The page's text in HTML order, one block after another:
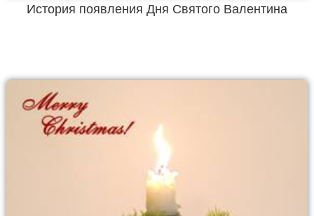
История появления Дня Святого Валентина